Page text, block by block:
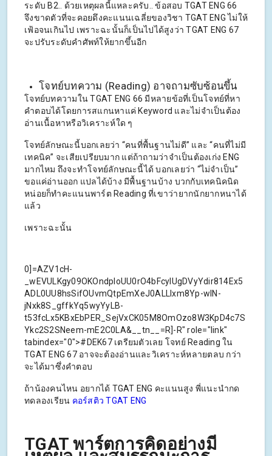
ระดับ B2.. ด้วยเหตุผลนี้แหละครับ.. ข้อสอบ TGAT ENG 66
จึงขาดตัวที่จะคอยดึงคะแนนเฉลี่ยของวิชา TGAT ENG ไม่ให้
เฟ้อจนเกินไป เพราะฉะนั้นก็เป็นไปได้สูงว่า TGAT ENG 67
จะปรับระดับคำศัพท์ให้ยากขึ้นอีก
โจทย์บทความ (Reading) อาจถามซับซ้อนขึ้น
โจทย์บทความใน TGAT ENG 66 มีหลายข้อที่เป็นโจทย์ที่หา
คำตอบได้โดยการสแกนหาแค่ Keyword และไม่จำเป็นต้อง
อ่านเนื้อหาหรือวิเคราะห์ใด ๆ
โจทย์ลักษณะนี้บอกเลยว่า “คนที่พื้นฐานไม่ดี” และ “คนที่ไม่มี
เทคนิค” จะเสียเปรียบมาก แต่ถ้าถามว่าจำเป็นต้องเก่ง ENG
มากไหม ถึงจะทำโจทย์ลักษณะนี้ได้ บอกเลยว่า “ไม่จำเป็น”
ขอแค่อ่านออก แปลได้บ้าง มีพื้นฐานบ้าง บวกกับเทคนิคนิด
หน่อยก็ทำคะแนนพาร์ต Reading ที่เขาว่ายากนักยากหนาได้
แล้ว
เพราะฉะนั้น
0]=AZV1cH-
_wEVULKgy09OKOndploUU0rO4bFcyIUgDVyYdir814Ex5
ADL0UU8hsSifOUvmQtpEmXeJ0ALLIxm8Yp-wlN-
jNxk8S_gffkYq5wyYyLB-
t53fcLx5KBxEbPER_SejVxCK05M8OmOzo8W3KpD4c7S
Ykc2S2SNeem-mE2C0LA&__tn__=R]-R" role="link"
tabindex="0">#DEK67 เตรียมตัวเลย โจทย์ Reading ใน
TGAT ENG 67 อาจจะต้องอ่านและวิเคราะห์หลายตลบ กว่า
จะได้มาซึ่งคำตอบ
ถ้าน้องคนไหน อยากได้ TGAT ENG คะแนนสูง พี่แนะนำกด
ทดลองเรียน คอร์สติว TGAT ENG
TGAT พาร์ตการคิดอย่างมี